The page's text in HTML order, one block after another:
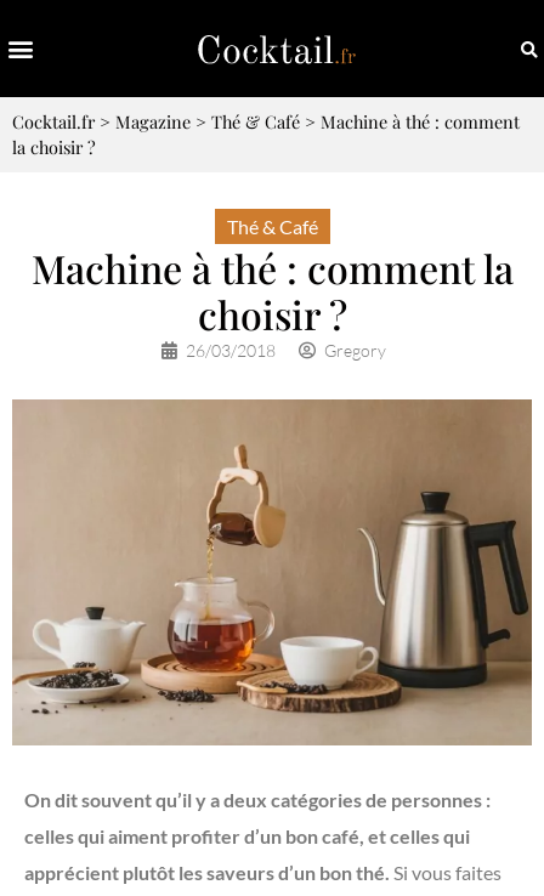
Cocktail.fr> Magazine > Thé & Café > Machine à thé : comment
la choisir ?
Thé & Café
Machine à thé : comment la
choisir ?
26/03/2018 Gregory
On dit souvent qu’il y a deux catégories de personnes :
celles qui aiment profiter d’un bon café, et celles qui
apprécient plutôt les saveurs d’un bon thé. Si vous faites